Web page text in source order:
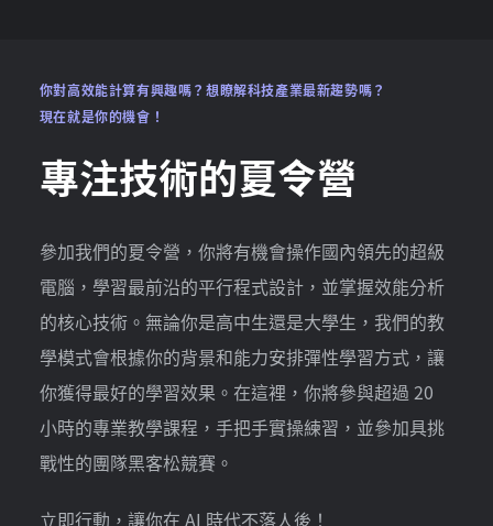
你對高效能計算有興趣嗎？想瞭解科技產業最新趨勢嗎？
現在就是你的機會！
專注技術的夏令營
參加我們的夏令營，你將有機會操作國內領先的超級
電腦，學習最前沿的平行程式設計，並掌握效能分析
的核心技術。無論你是高中生還是大學生，我們的教
學模式會根據你的背景和能力安排彈性學習方式，讓
你獲得最好的學習效果。在這裡，你將參與超過 20
小時的專業教學課程，手把手實操練習，並參加具挑
戰性的團隊黑客松競賽。
立即行動，讓你在 AI 時代不落人後！